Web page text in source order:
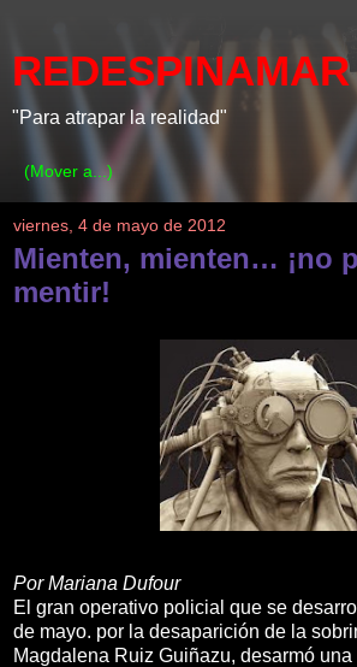
REDESPINAMAR
"Para atrapar la realidad"
viernes, 4 de mayo de 2012
Mienten, mienten… ¡no
mentir!
Por Mariana Dufour
El gran operativo policial que se
de mayo. por la desaparición de la
Magdalena Ruiz Guiñazu, desarmó